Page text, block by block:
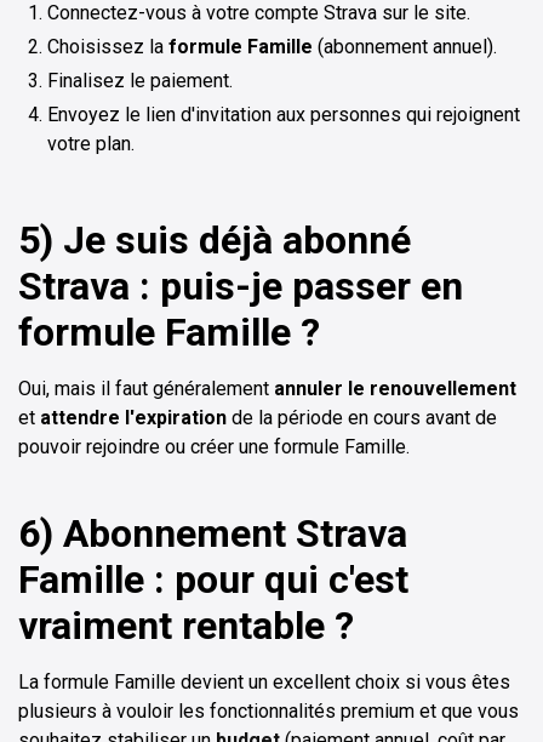
Connectez-vous à votre compte Strava sur le site.
Choisissez la formule Famille (abonnement annuel).
Finalisez le paiement.
Envoyez le lien d'invitation aux personnes qui rejoignent
votre plan.
5) Je suis déjà abonné
Strava : puis-je passer en
formule Famille ?
Oui, mais il faut généralement annuler le renouvellement
et attendre l'expiration de la période en cours avant de
pouvoir rejoindre ou créer une formule Famille.
6) Abonnement Strava
Famille : pour qui c'est
vraiment rentable ?
La formule Famille devient un excellent choix si vous êtes
plusieurs à vouloir les fonctionnalités premium et que vous